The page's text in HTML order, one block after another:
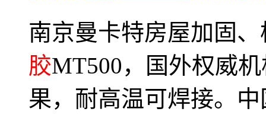
南京曼卡特房屋加固
胶MT500，国外权威
果，耐高温可焊接。